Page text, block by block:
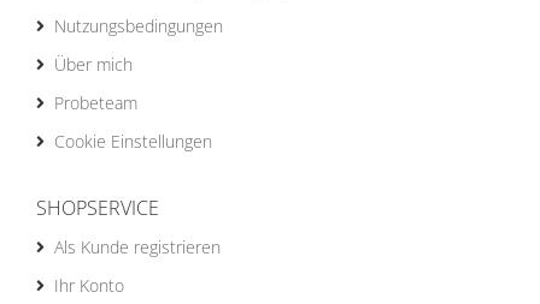
Nutzungsbedingungen
Über mich
Probeteam
Cookie Einstellungen
SHOPSERVICE
Als Kunde registrieren
Ihr Konto